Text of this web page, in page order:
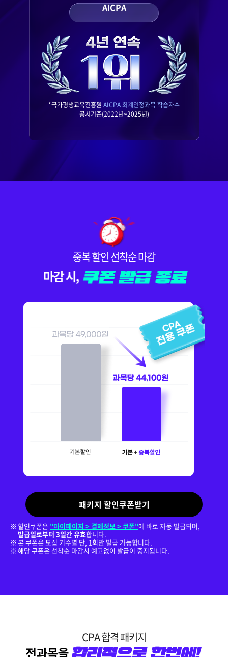
AICPA
*국가평생교육진흥원 AICPA 회계인정과목 학습자수
공시기준(2022년~2025년)
중복 할인 선착순 마감
패키지 할인쿠폰받기
할인쿠폰은 "마이페이지 > 결제정보 > 쿠폰"에 바로 자동 발급되며,
발급일로부터 3일간 유효합니다.
본 쿠폰은 모집 기수별 단, 1회만 발급 가능합니다.
해당 쿠폰은 선착순 마감시 예고없이 발급이 중지됩니다.
CPA 합격 패키지